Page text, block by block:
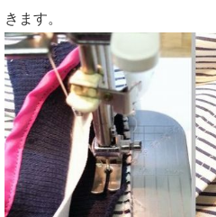
きます。